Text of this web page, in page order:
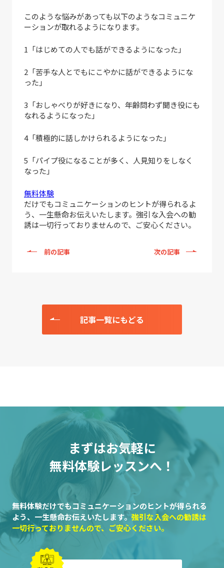
このような悩みがあっても以下のようなコミュニケ
ーションが取れるようになります。
1「はじめての人でも話ができるようになった」
2「苦手な人とでもにこやかに話ができるようにな
った」
3「おしゃべりが好きになり、年齢問わず聞き役にも
なれるようになった」
4「積極的に話しかけられるようになった」
5「パイプ役になることが多く、人見知りをしなく
なった」
無料体験
だけでもコミュニケーションのヒントが得られるよ
う、一生懸命お伝えいたします。強引な入会への勧
誘は一切行っておりませんので、ご安心ください。
前の記事 次の記事
記事一覧にもどる
まずはお気軽に
無料体験レッスンへ！
無料体験だけでもコミュニケーションのヒントが得られる
よう、一生懸命お伝えいたします。 強引な入会への勧誘は
一切行っておりませんので、ご安心ください。